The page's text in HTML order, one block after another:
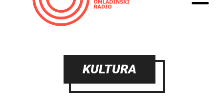
KULTURA